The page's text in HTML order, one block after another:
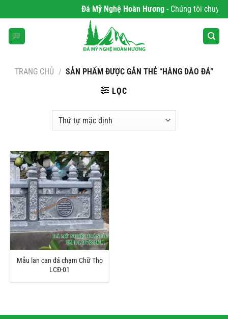
qua
nội
dung
Đá Mỹ Nghệ Hoàn Hương- Chúng tôi chuyên
TRANG CHỦ / SẢN PHẨM ĐƯỢC GẮN THẺ “HÀNG DÀO ĐÁ”
LỌC
Mẫu lan can đá chạm Chữ Thọ
LCĐ-01